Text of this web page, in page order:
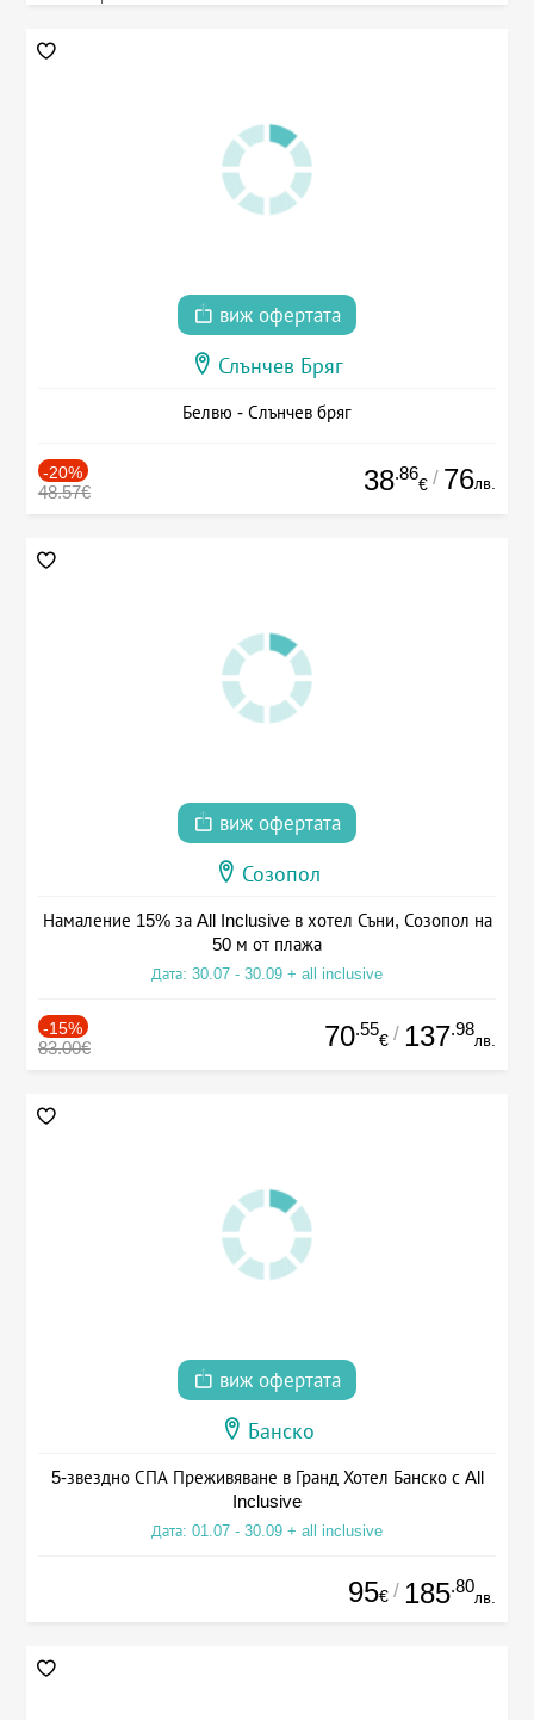
виж офертата
Слънчев Бряг
Белвю - Слънчев бряг
-20%
48.57€ 38.86
€ / 76лв.
виж офертата
Созопол
Намаление 15% за All Inclusive в хотел Съни, Созопол на
50 м от плажа
Дата: 30.07 - 30.09 + all inclusive
-15%
83.00€ 70.55
€ / 137.98
лв.
виж офертата
Банско
5-звездно СПА Преживяване в Гранд Хотел Банско с All
Inclusive
Дата: 01.07 - 30.09 + all inclusive
95€ / 185.80
лв.